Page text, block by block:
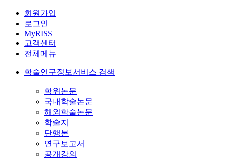
회원가입
로그인
MyRISS
고객센터
전체메뉴
학술연구정보서비스 검색
학위논문
국내학술논문
해외학술논문
학술지
단행본
연구보고서
공개강의